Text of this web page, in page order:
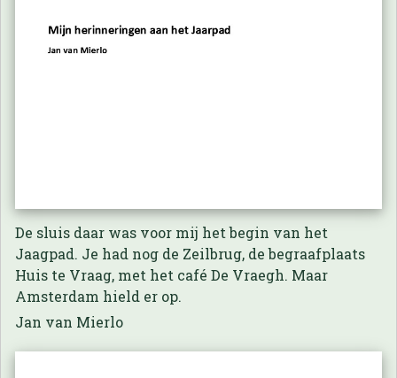
De sluis daar was voor mij het begin van het
Jaagpad. Je had nog de Zeilbrug, de begraafplaats
Huis te Vraag, met het café De Vraegh. Maar
Amsterdam hield er op.
Jan van Mierlo